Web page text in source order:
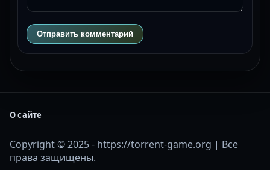
Отправить комментарий
О сайте
Copyright © 2025 - https://torrent-game.org | Все
права защищены.